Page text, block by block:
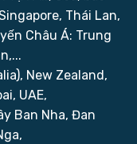
Thái Lan,
Châu Á: Trung
New Zealand,
UAE,
Ban Nha, Đan